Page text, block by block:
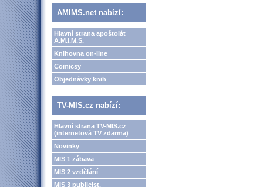
AMIMS.net nabízí:
Hlavní strana apoštolát
A.M.I.M.S.
Knihovna on-line
Comicsy
Objednávky knih
TV-MIS.cz nabízí:
Hlavní strana TV-MIS.cz
(internetová TV zdarma)
Novinky
MIS 1 zábava
MIS 2 vzdělání
MIS 3 publicist.